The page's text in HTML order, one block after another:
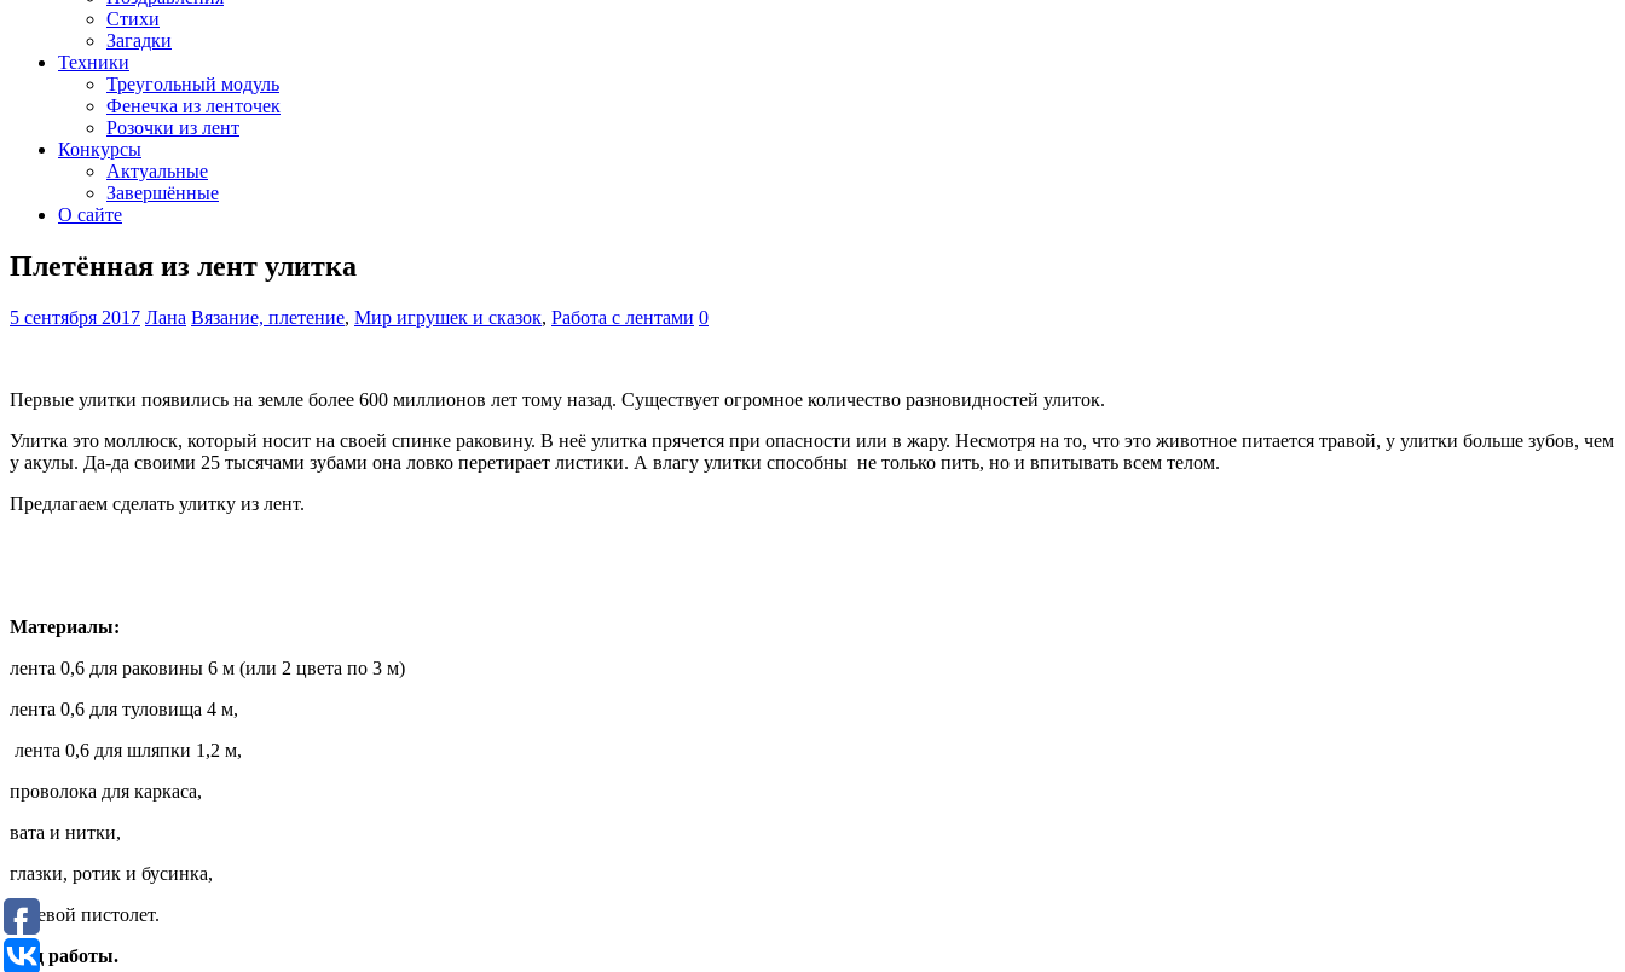
Стихи
Загадки
Техники
Треугольный модуль
Фенечка из ленточек
Розочки из лент
Конкурсы
Актуальные
Завершённые
О сайте
Плетённая из лент улитка
5 сентября 2017 Лана Вязание, плетение, Мир игрушек и сказок, Работа с лентами 0
Первые улитки появились на земле более 600 миллионов лет тому назад. Существует огромное количество разновидностей улиток.
Улитка это моллюск, который носит на своей спинке раковину. В неё улитка прячется при опасности или в жару. Несмотря на то, что это животное питается травой, у улитки больше зубов, чем
у акулы. Да-да своими 25 тысячами зубами она ловко перетирает листики. А влагу улитки способны не только пить, но и впитывать всем телом.
Предлагаем сделать улитку из лент.
Материалы:
лента 0,6 для раковины 6 м (или 2 цвета по 3 м)
лента 0,6 для туловища 4 м,
лента 0,6 для шляпки 1,2 м,
проволока для каркаса,
вата и нитки,
глазки, ротик и бусинка,
клеевой пистолет.
Ход работы.